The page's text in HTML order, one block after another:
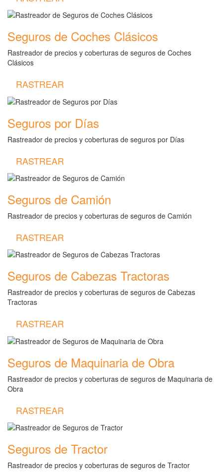
Seguros de Coches Clásicos
Rastreador de precios y coberturas de seguros de Coches
Clásicos
RASTREAR
Seguros por Días
Rastreador de precios y coberturas de seguros por Días
RASTREAR
Seguros de Camión
Rastreador de precios y coberturas de seguros de Camión
RASTREAR
Seguros de Cabezas Tractoras
Rastreador de precios y coberturas de seguros de Cabezas
Tractoras
RASTREAR
Seguros de Maquinaria de Obra
Rastreador de precios y coberturas de seguros de Maquinaria de
Obra
RASTREAR
Seguros de Tractor
Rastreador de precios y coberturas de seguros de Tractor